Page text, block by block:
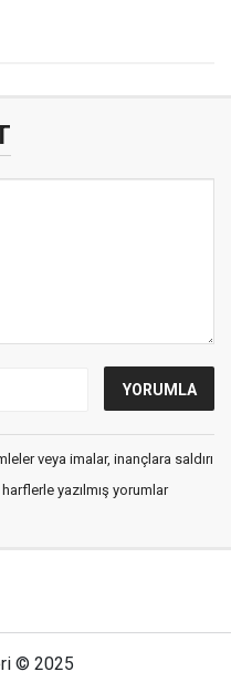
veya imalar, inançlara saldırı
yazılmış yorumlar
© 2025